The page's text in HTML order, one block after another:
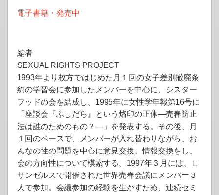
電子書籍・発売中
編者
SEXUAL RIGHTS PROJECT
1993年より枚方ではじめた月１回の女子差別撤廃条
約の学習会に参加したメンバーを中心に、シスター
フッドの会を結成し、1995年に女性学年報第16号に
「座談会『ふしだら』という烙印の正体—売春防止
法は誰のためのもの？—」を発表する。その後、月
１回のペースで、メンバーが入れ替わりながら、お
んなの性の問題を中心に意見交換、情報交換をし、
会の方向性について模索する。1997年３月には、ロ
サンゼルスで開催された世界売春会議にメンバー３
人で参加。会議参加の経験を生かすため、連続セミ